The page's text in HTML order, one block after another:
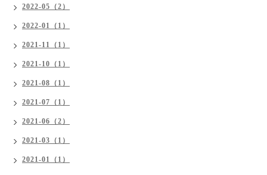
2022-05（2）
2022-01（1）
2021-11（1）
2021-10（1）
2021-08（1）
2021-07（1）
2021-06（2）
2021-03（1）
2021-01（1）